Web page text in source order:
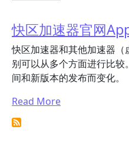
快区加速器官网
快区加速器和其他加速器
别可以从多个方面进行比
间和新版本的发布而变化。
Read More